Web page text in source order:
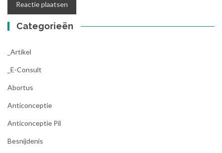
Categorieën
_Artikel
_E-Consult
Abortus
Anticonceptie
Anticonceptie Pil
Besnijdenis